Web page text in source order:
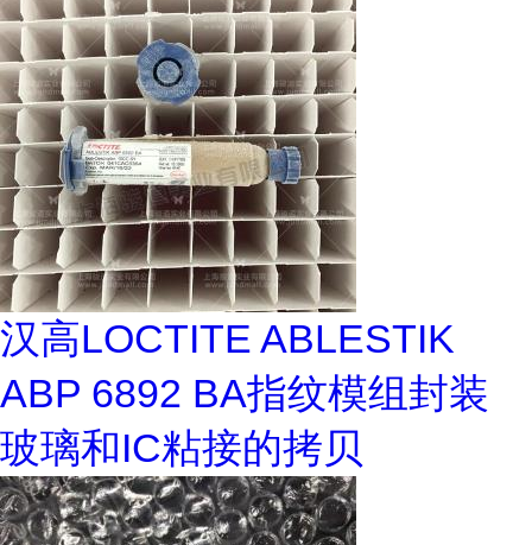
汉高LOCTITE ABLESTIK
ABP 6892 BA指纹模组封装
玻璃和IC粘接的拷贝